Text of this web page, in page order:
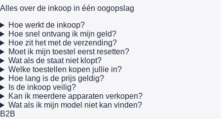
Alles over de inkoop in één oogopslag
Hoe werkt de inkoop?
Hoe snel ontvang ik mijn geld?
Hoe zit het met de verzending?
Moet ik mijn toestel eerst resetten?
Wat als de staat niet klopt?
Welke toestellen kopen jullie in?
Hoe lang is de prijs geldig?
Is de inkoop veilig?
Kan ik meerdere apparaten verkopen?
Wat als ik mijn model niet kan vinden?
B2B